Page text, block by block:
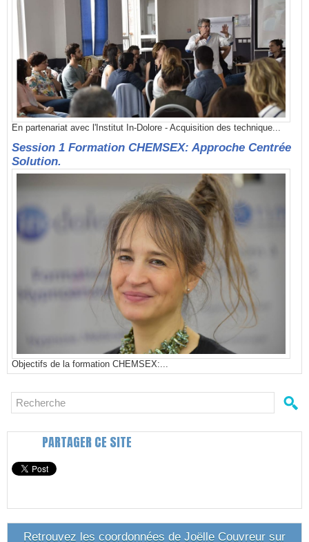
En partenariat avec l'Institut In-Dolore - Acquisition des technique...
Session 1 Formation CHEMSEX: Approche Centrée
Solution.
Objectifs de la formation CHEMSEX:...
PARTAGER CE SITE
Retrouvez les coordonnées de Joëlle Couvreur sur